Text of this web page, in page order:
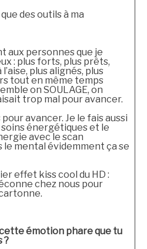
des outils à ma
aux personnes que je
: plus forts, plus prêts,
plus alignés, plus
tout en même temps
on SOULAGE, on
trop mal pour avancer.
avancer. Je le fais aussi
énergétiques et le
avec le scan
mental évidemment ça se
effet kiss cool du HD :
chez nous pour
cette émotion phare que tu
?